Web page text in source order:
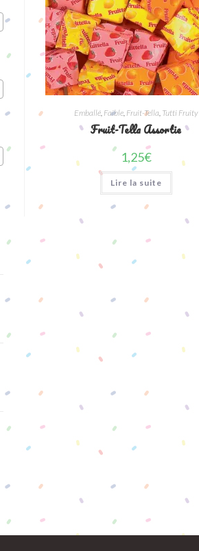
Emballé Faible Fruit-Tella Tutti Fruity
Fruit-Tella Assortie
1,25€
Lire la suite